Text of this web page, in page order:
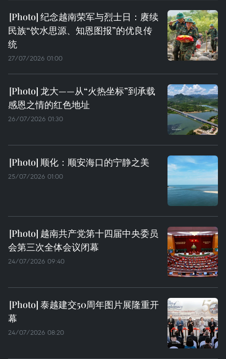
纪念越南荣军与烈士日：赓续
民族“饮水思源、知恩图报”的优良传
统
27/07/2026 01:00
龙大——从“火热坐标”到承载
感恩之情的红色地址
26/07/2026 01:30
顺化：顺安海口的宁静之美
25/07/2026 01:00
越南共产党第十四届中央委员
会第三次全体会议闭幕
24/07/2026 09:40
泰越建交50周年图片展隆重开
幕
24/07/2026 08:20